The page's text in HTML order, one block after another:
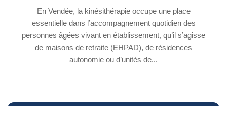
En Vendée, la kinésithérapie occupe une place
essentielle dans l’accompagnement quotidien des
personnes âgées vivant en établissement, qu’il s’agisse
de maisons de retraite (EHPAD), de résidences
autonomie ou d’unités de...